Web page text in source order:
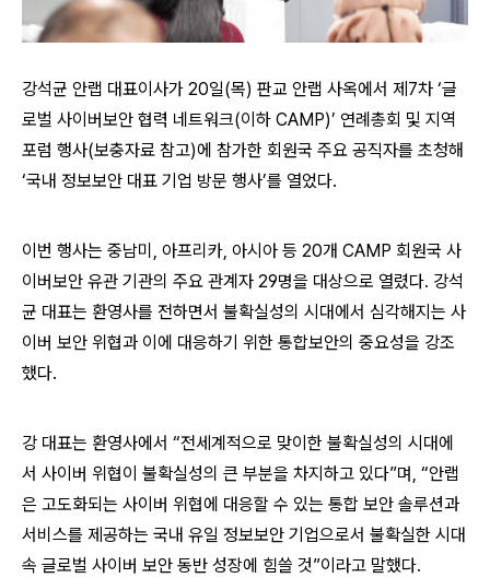
강석균 안랩 대표이사가 20일(목) 판교 안랩 사옥에서 제7차 ‘글
로벌 사이버보안 협력 네트워크(이하 CAMP)’ 연례총회 및 지역
포럼 행사(보충자료 참고)에 참가한 회원국 주요 공직자를 초청해
‘국내 정보보안 대표 기업 방문 행사’를 열었다.
이번 행사는 중남미, 아프리카, 아시아 등 20개 CAMP 회원국 사
이버보안 유관 기관의 주요 관계자 29명을 대상으로 열렸다. 강석
균 대표는 환영사를 전하면서 불확실성의 시대에서 심각해지는 사
이버 보안 위협과 이에 대응하기 위한 통합보안의 중요성을 강조
했다.
강 대표는 환영사에서 “전세계적으로 맞이한 불확실성의 시대에
서 사이버 위협이 불확실성의 큰 부분을 차지하고 있다”며, “안랩
은 고도화되는 사이버 위협에 대응할 수 있는 통합 보안 솔루션과
서비스를 제공하는 국내 유일 정보보안 기업으로서 불확실한 시대
속 글로벌 사이버 보안 동반 성장에 힘쓸 것”이라고 말했다.